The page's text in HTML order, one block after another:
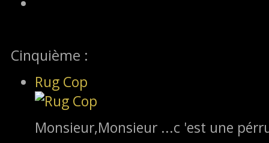
Cinquième :
Rug Cop
Monsieur,Monsieur ...c 'est une